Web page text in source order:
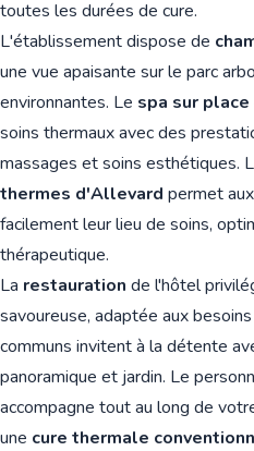
toutes les durées de cure.
L'établissement dispose de
une vue apaisante sur le parc
environnantes. Le spa sur place
soins thermaux avec des
massages et soins esthétiques.
thermes d'Allevard permet
facilement leur lieu de soins,
thérapeutique.
La restauration de l'hôtel
savoureuse, adaptée aux
communs invitent à la détente
panoramique et jardin. Le
accompagne tout au long de
une cure thermale